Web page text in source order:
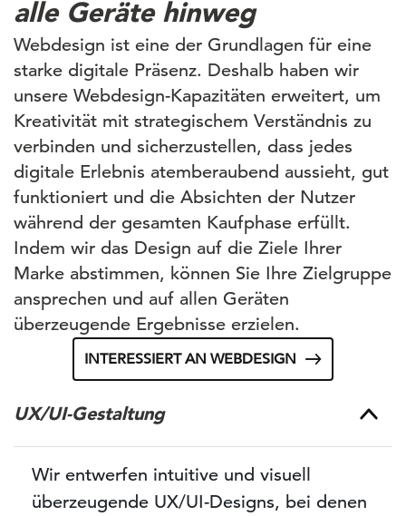
alle Geräte hinweg
Webdesign ist eine der Grundlagen für eine
starke digitale Präsenz. Deshalb haben wir
unsere Webdesign-Kapazitäten erweitert, um
Kreativität mit strategischem Verständnis zu
verbinden und sicherzustellen, dass jedes
digitale Erlebnis atemberaubend aussieht, gut
funktioniert und die Absichten der Nutzer
während der gesamten Kaufphase erfüllt.
Indem wir das Design auf die Ziele Ihrer
Marke abstimmen, können Sie Ihre Zielgruppe
ansprechen und auf allen Geräten
überzeugende Ergebnisse erzielen.
INTERESSIERT AN WEBDESIGN
UX/UI-Gestaltung
Wir entwerfen intuitive und visuell
überzeugende UX/UI-Designs, bei denen